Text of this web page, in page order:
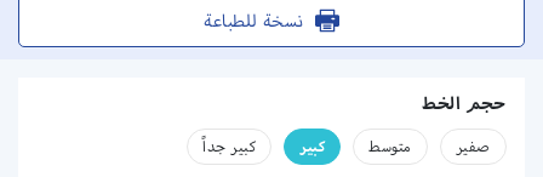
نسخة للطباعة
حجم الخط
صفير متوسط كبير كبير جداً